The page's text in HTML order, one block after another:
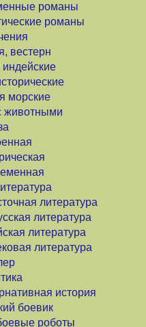
романы
романы
вестерн
морские
животными
литература
литература
литература
литература
история
боевик
роботы